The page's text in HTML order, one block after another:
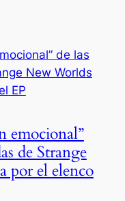
emocional”
de Strange
por el elenco